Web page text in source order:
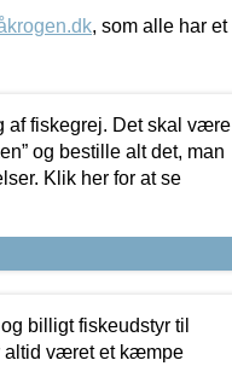
, som alle har et
af fiskegrej. Det skal være
og bestille alt det, man
Klik her for at se
billigt fiskeudstyr til
altid været et kæmpe